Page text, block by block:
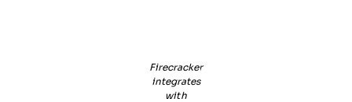
Firecracker
integrates
with